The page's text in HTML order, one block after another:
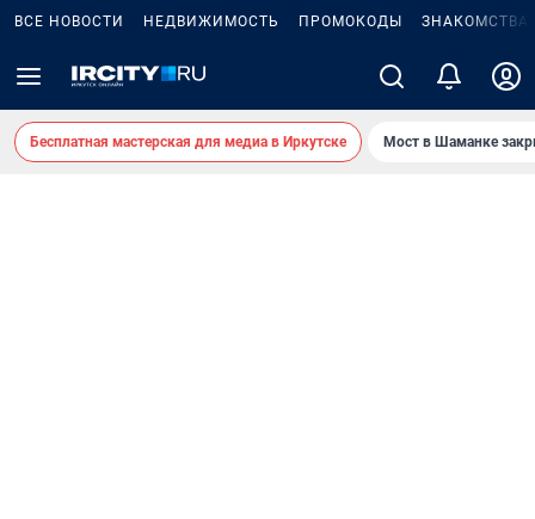
ВСЕ НОВОСТИ НЕДВИЖИМОСТЬ ПРОМОКОДЫ ЗНАКОМСТВА
Бесплатная мастерская для медиа в Иркутске Мост в Шаманке